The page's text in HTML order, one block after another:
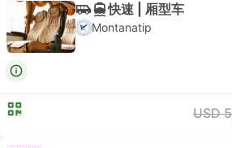
快速 | 厢型车
Montanatip
USD